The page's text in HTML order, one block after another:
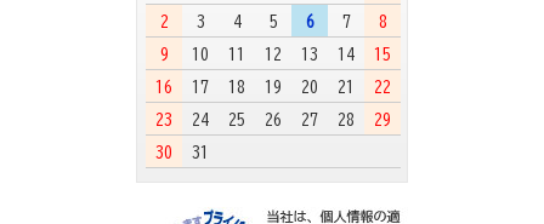
2
3 4 5 6 7
8
9
10 11 12 13 14
15
16
17 18 19 20 21
22
23
24 25 26 27 28
29
30
31